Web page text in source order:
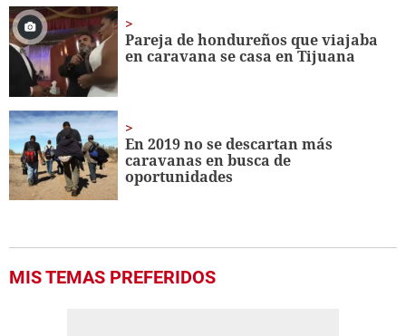
Pareja de hondureños que viajaba
en caravana se casa en Tijuana
En 2019 no se descartan más
caravanas en busca de
oportunidades
MIS TEMAS PREFERIDOS